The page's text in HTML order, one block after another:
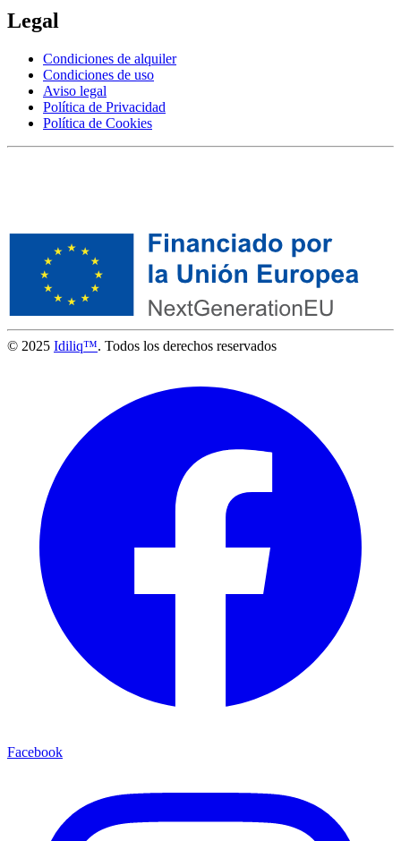
Legal
Condiciones de alquiler
Condiciones de uso
Aviso legal
Política de Privacidad
Política de Cookies
© 2025 Idiliq™. Todos los derechos reservados
Facebook